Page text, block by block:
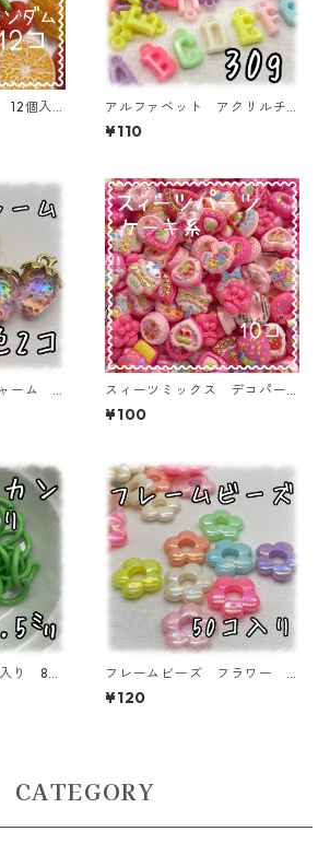
12個入
DP-FU-
アルファベット アクリルチ
ャーム 30ｇ 【ACM-EA-3
0G-P】
¥110
ーム
ST-2
スィーツミックス デコパー
ツ ケーキ系 10個入り 貼
り付けパーツ【DP-SW-CK-MI
¥100
り 8
MCC-L
フレームビーズ フラワー
オーロラ加工 ミックス 50
個入り【AB‐FU10】
¥120
CATEGORY